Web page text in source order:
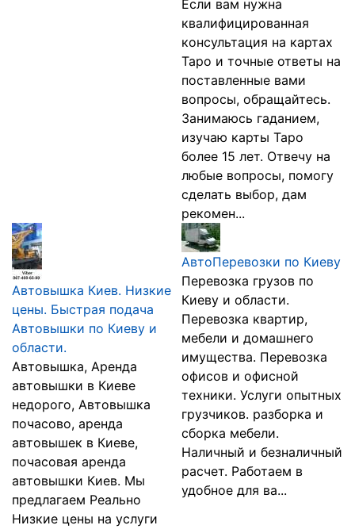
Если вам нужна
квалифицированная
консультация на картах
Таро и точные ответы на
поставленные вами
вопросы, обращайтесь.
Занимаюсь гаданием,
изучаю карты Таро
более 15 лет. Отвечу на
любые вопросы, помогу
сделать выбор, дам
рекомен...
Автовышка Киев. Низкие
цены. Быстрая подача
Автовышки по Киеву и
области.
Автовышка, Аренда
автовышки в Киеве
нeдорого, Автовышка
почасово, аренда
автовышек в Киеве,
почасовая аренда
автовышки Киев. Мы
предлагаем Реально
Hизкие цены на услуги
АвтоПеревозки по Киеву
Перевозка грузов по
Киеву и области.
Перевозка квартир,
мебели и домашнего
имущества. Перевозка
офисов и офисной
техники. Услуги опытных
грузчиков. разборка и
сборка мебели.
Наличный и безналичный
расчет. Работаем в
удобное для ва...